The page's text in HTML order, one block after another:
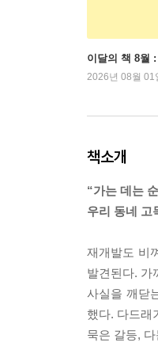
이달의 책 8월
2026년 08월 01
책소개
“가는 데는
우리 동네 고
재개발도 비
발견된다. 가
사실을 깨닫
했다. 다드래
묵은 갈등,